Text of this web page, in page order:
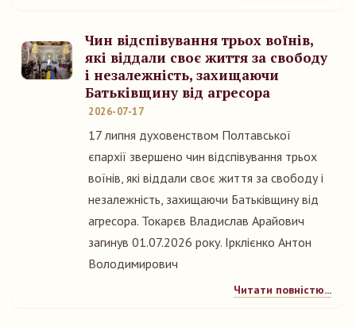
Чин відспівування трьох воїнів,
які віддали своє життя за свободу
і незалежність, захищаючи
Батьківщину від агресора
2026-07-17
17 липня духовенством Полтавської
єпархії звершено чин відспівування трьох
воїнів, які віддали своє життя за свободу і
незалежність, захищаючи Батьківщину від
агресора. Токарєв Владислав Арайович
загинув 01.07.2026 року. Ірклієнко Антон
Володимирович
Читати повністю...